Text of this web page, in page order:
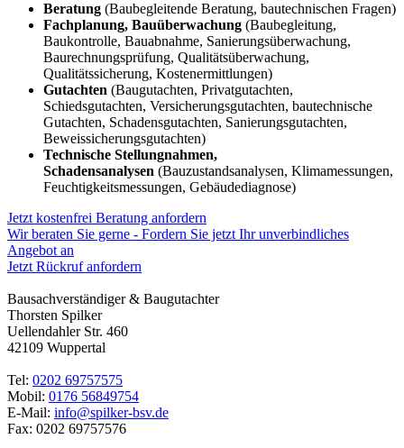
Beratung (Baubegleitende Beratung, bautechnischen Fragen)
Fachplanung, Bauüberwachung (Baubegleitung,
Baukontrolle, Bauabnahme, Sanierungsüberwachung,
Baurechnungsprüfung, Qualitätsüberwachung,
Qualitätssicherung, Kostenermittlungen)
Gutachten (Baugutachten, Privatgutachten,
Schiedsgutachten, Versicherungsgutachten, bautechnische
Gutachten, Schadensgutachten, Sanierungsgutachten,
Beweissicherungsgutachten)
Technische Stellungnahmen,
Schadensanalysen (Bauzustandsanalysen, Klimamessungen,
Feuchtigkeitsmessungen, Gebäudediagnose)
Jetzt kostenfrei Beratung anfordern
Wir beraten Sie gerne - Fordern Sie jetzt Ihr unverbindliches
Angebot an
Jetzt Rückruf anfordern
Bausachverständiger & Baugutachter
Thorsten Spilker
Uellendahler Str. 460
42109 Wuppertal
Tel: 0202 69757575
Mobil: 0176 56849754
E-Mail: info@spilker-bsv.de
Fax: 0202 69757576